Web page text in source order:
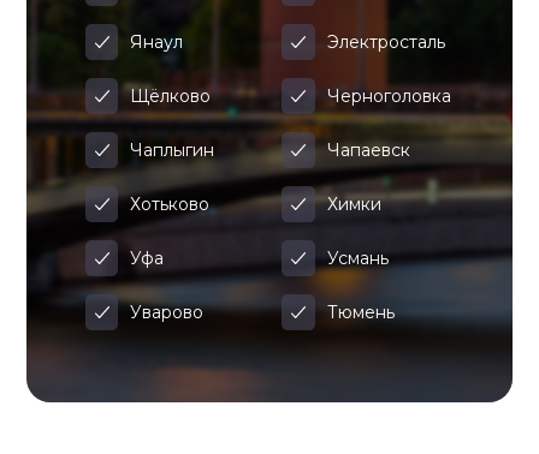
Янаул Электросталь
Щёлково Черноголовка
Чаплыгин Чапаевск
Хотьково Химки
Уфа Усмань
Уварово Тюмень